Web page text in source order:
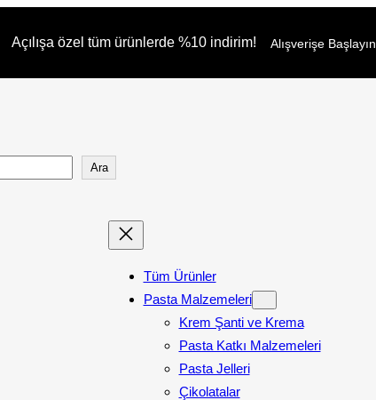
Açılışa özel tüm ürünlerde %10 indirim! Alışverişe Başlayın
Ara
Tüm Ürünler
Pasta Malzemeleri
Krem Şanti ve Krema
Pasta Katkı Malzemeleri
Pasta Jelleri
Çikolatalar